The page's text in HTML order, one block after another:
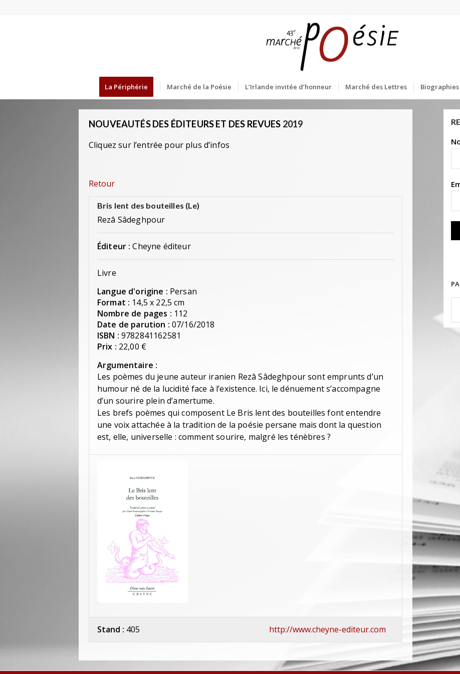
La Périphérie Marché de la Poésie L’Irlande invitée d’honneur Marché des Lettres Biographies
NOUVEAUTÉS DES ÉDITEURS ET DES REVUES 2019
Cliquez sur l’entrée pour plus d’infos
Retour
Bris lent des bouteilles (Le)
Rezâ Sâdeghpour
Éditeur : Cheyne éditeur
Livre
Langue d'origine : Persan
Format : 14,5 x 22,5 cm
Nombre de pages : 112
Date de parution : 07/16/2018
ISBN : 9782841162581
Prix : 22,00 €
Argumentaire :
Les poèmes du jeune auteur iranien Rezâ Sâdeghpour sont emprunts d’un
humour né de la lucidité face à l’existence. Ici, le dénuement s’accompagne
d’un sourire plein d’amertume.
Les brefs poèmes qui composent Le Bris lent des bouteilles font entendre
une voix attachée à la tradition de la poésie persane mais dont la question
est, elle, universelle : comment sourire, malgré les ténèbres ?
Stand : 405 http://www.cheyne-editeur.com